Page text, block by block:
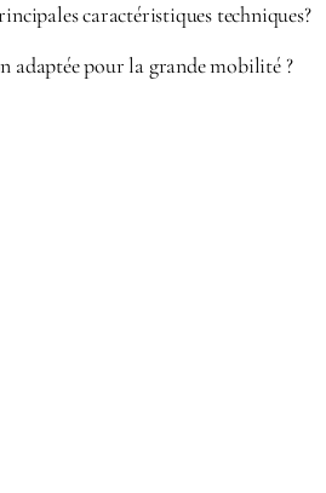
caractéristiques techniques?
adaptée pour la grande mobilité ?